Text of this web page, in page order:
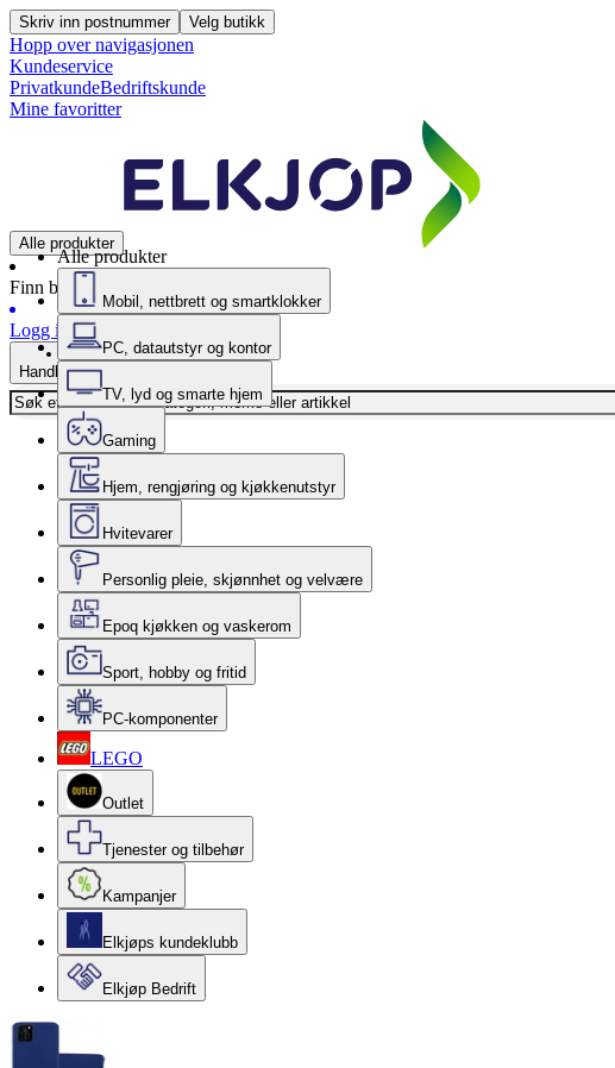
Skriv inn postnummer Velg butikk
Hopp over navigasjonen
Kundeservice
PrivatkundeBedriftskunde
Mine favoritter
Alle produkter
Finn butikk
Logg inn
Handlekurv
Alle produkter
Mobil, nettbrett og smartklokker
PC, datautstyr og kontor
TV, lyd og smarte hjem
Gaming
Hjem, rengjøring og kjøkkenutstyr
Hvitevarer
Personlig pleie, skjønnhet og velvære
Epoq kjøkken og vaskerom
Sport, hobby og fritid
PC-komponenter
LEGO
Outlet
Tjenester og tilbehør
Kampanjer
Elkjøps kundeklubb
Elkjøp Bedrift